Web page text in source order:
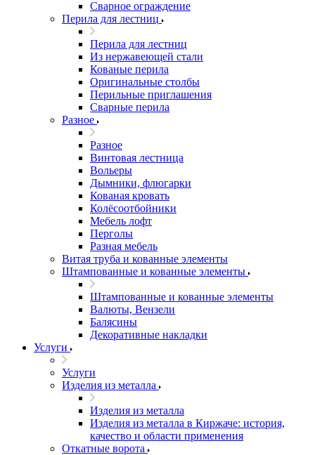
Сварное ограждение
Перила для лестниц
Перила для лестниц
Из нержавеющей стали
Кованые перила
Оригинальные столбы
Перильные приглашения
Сварные перила
Разное
Разное
Винтовая лестница
Вольеры
Дымники, флюгарки
Кованая кровать
Колёсоотбойники
Мебель лофт
Перголы
Разная мебель
Витая труба и кованные элементы
Штампованные и кованные элементы
Штампованные и кованные элементы
Валюты, Вензели
Балясины
Декоративные накладки
Услуги
Услуги
Изделия из металла
Изделия из металла
Изделия из металла в Киржаче: история,
качество и области применения
Откатные ворота